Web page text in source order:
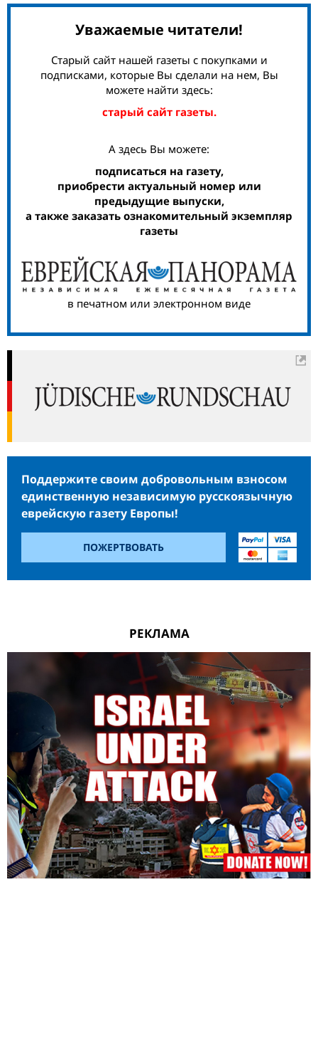
Уважаемые читатели!
Старый сайт нашей газеты с покупками и
подписками, которые Вы сделали на нем, Вы
можете найти здесь:
старый сайт газеты.
А здесь Вы можете:
подписаться на газету,
приобрести актуальный номер или
предыдущие выпуски,
а также заказать ознакомительный экземпляр
газеты
в печатном или электронном виде
Поддержите своим добровольным взносом
единственную независимую русскоязычную
еврейскую газету Европы!
ПОЖЕРТВОВАТЬ
РЕКЛАМА